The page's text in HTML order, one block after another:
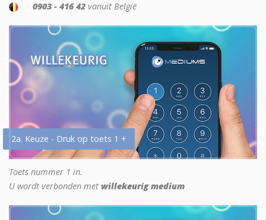
0903 - 416 42 vanuit België
2a. Keuze - Druk op toets 1 +
Toets nummer 1 in.
U wordt verbonden met willekeurig medium